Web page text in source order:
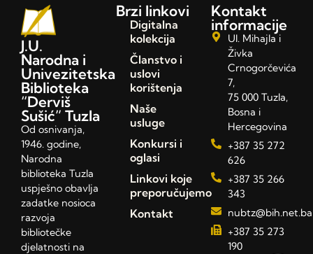
J.U.
Narodna i
Univezitetska
Biblioteka
“Derviš
Sušić” Tuzla
Od osnivanja,
1946. godine,
Narodna
biblioteka Tuzla
uspješno obavlja
zadatke nosioca
razvoja
bibliotečke
djelatnosti na
Brzi linkovi
Digitalna
kolekcija
Članstvo i
uslovi
korištenja
Naše
usluge
Konkursi i
oglasi
Linkovi koje
preporučujemo
Kontakt
Kontakt
informacije
Ul. Mihajla i
Živka
Crnogorčevića
7,
75 000 Tuzla,
Bosna i
Hercegovina
+387 35 272
626
+387 35 266
343
nubtz@bih.net.ba
+387 35 273
190